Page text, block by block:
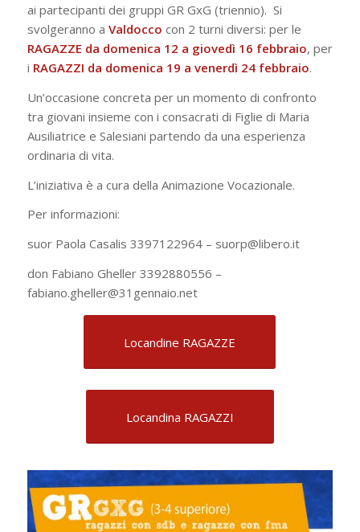
ai partecipanti dei gruppi GR GxG (triennio). Si
svolgeranno a Valdocco con 2 turni diversi: per le
RAGAZZE da domenica 12 a giovedì 16 febbraio, per
i RAGAZZI da domenica 19 a venerdì 24 febbraio.
Un’occasione concreta per un momento di confronto
tra giovani insieme con i consacrati di Figlie di Maria
Ausiliatrice e Salesiani partendo da una esperienza
ordinaria di vita.
L’iniziativa è a cura della Animazione Vocazionale.
Per informazioni:
suor Paola Casalis 3397122964 – suorp@libero.it
don Fabiano Gheller 3392880556 –
fabiano.gheller@31gennaio.net
Locandine RAGAZZE
Locandina RAGAZZI